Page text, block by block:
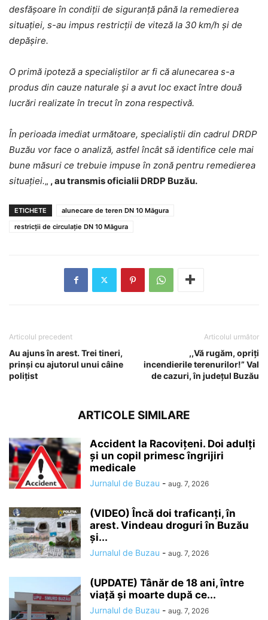
desfășoare în condiții de siguranță până la remedierea
situației, s-au impus restricții de viteză la 30 km/h și de
depășire.
O primă ipoteză a specialiștilor ar fi că alunecarea s-a
produs din cauze naturale și a avut loc exact între două
lucrări realizate în trecut în zona respectivă.
În perioada imediat următoare, specialiștii din cadrul DRDP
Buzău vor face o analiză, astfel încât să identifice cele mai
bune măsuri ce trebuie impuse în zonă pentru remedierea
situației.„ , au transmis oficialii DRDP Buzău.
ETICHETE
alunecare de teren DN 10 Măgura
restricții de circulație DN 10 Măgura
Articolul precedent
Au ajuns în arest. Trei tineri,
prinși cu ajutorul unui câine
polițist
Articolul următor
,,Vă rugăm, opriți
incendierile terenurilor!” Val
de cazuri, în județul Buzău
ARTICOLE SIMILARE
Accident la Racovițeni. Doi adulți
și un copil primesc îngrijiri
medicale
Jurnalul de Buzau - aug. 7, 2026
(VIDEO) Încă doi traficanți, în
arest. Vindeau droguri în Buzău
și...
Jurnalul de Buzau - aug. 7, 2026
(UPDATE) Tânăr de 18 ani, între
viață și moarte după ce...
Jurnalul de Buzau - aug. 7, 2026